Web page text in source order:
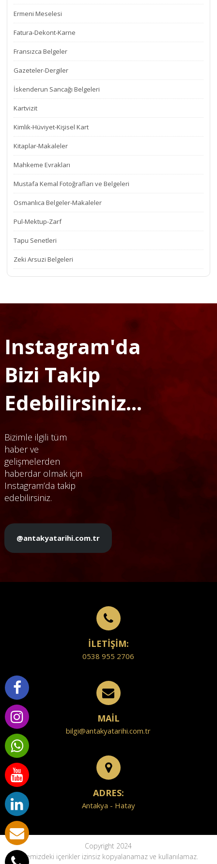
Ermeni Meselesi
Fatura-Dekont-Karne
Fransızca Belgeler
Gazeteler-Dergiler
İskenderun Sancağı Belgeleri
Kartvizit
Kimlik-Hüviyet-Kişisel Kart
Kitaplar-Makaleler
Mahkeme Evrakları
Mustafa Kemal Fotoğrafları ve Belgeleri
Osmanlıca Belgeler-Makaleler
Pul-Mektup-Zarf
Tapu Senetleri
Zeki Arsuzi Belgeleri
Instagram'da
Bizi Takip
Edebilirsiniz...
Bizimle ilgili tüm
haber ve
gelişmelerden
haberdar olmak için
Instagram’da takip
edebilirsiniz.
@antakyatarihi.com.tr
İLETİŞİM:
0538 955 2706
MAİL
bilgi@antakyatarihi.com.tr
ADRES:
Antakya - Hatay
Copyright 2024
Sitemizdeki içerikler izinsiz kopyalanamaz ve kullanılamaz.